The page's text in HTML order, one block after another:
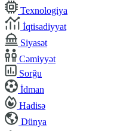
Texnologiya
İqtisadiyyat
Siyasət
Cəmiyyət
Sorğu
İdman
Hadisə
Dünya